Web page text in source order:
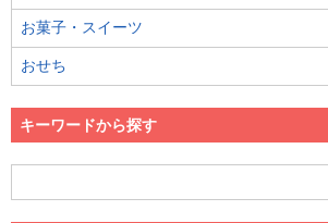
お菓子・スイーツ
おせち
キーワードから探す